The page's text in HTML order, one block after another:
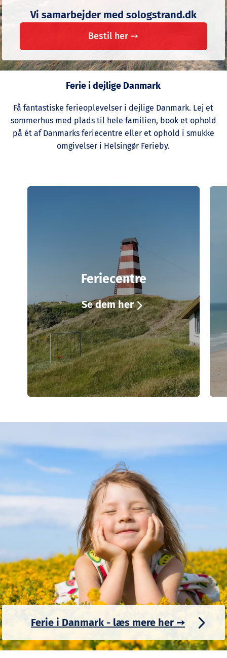
Vi samarbejder med sologstrand.dk
Bestil her ➙
Ferie i dejlige Danmark
Få fantastiske ferieoplevelser i dejlige Danmark. Lej et
sommerhus med plads til hele familien, book et ophold
på ét af Danmarks feriecentre eller et ophold i smukke
omgivelser i Helsingør Ferieby.
Feriecentre
Se dem her
Ferie i Danmark - læs mere her ➙